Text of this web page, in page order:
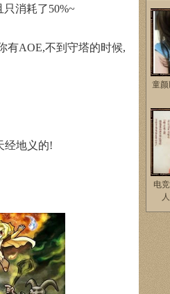
消耗了50%~
AOE,不到守塔的时候,
地义的!
童
电